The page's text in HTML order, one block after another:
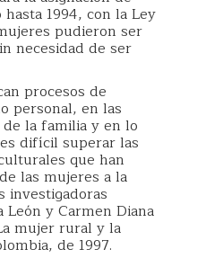
1994, con la Ley
pudieron ser
necesidad de ser
procesos de
personal, en las
la familia y en lo
difícil superar las
que han
las mujeres a la
investigadoras
y Carmen Diana
mujer rural y la
de 1997.